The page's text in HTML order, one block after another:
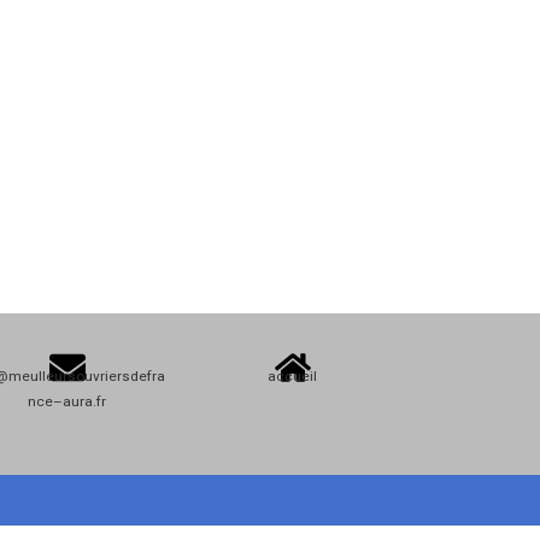
nce–aura.fr
accueil